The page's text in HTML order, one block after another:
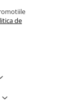
de